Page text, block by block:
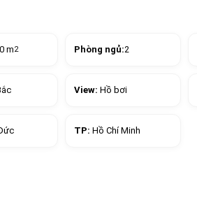
m2 Phòng ngủ:2
View: Hồ bơi
TP: Hồ Chí Minh